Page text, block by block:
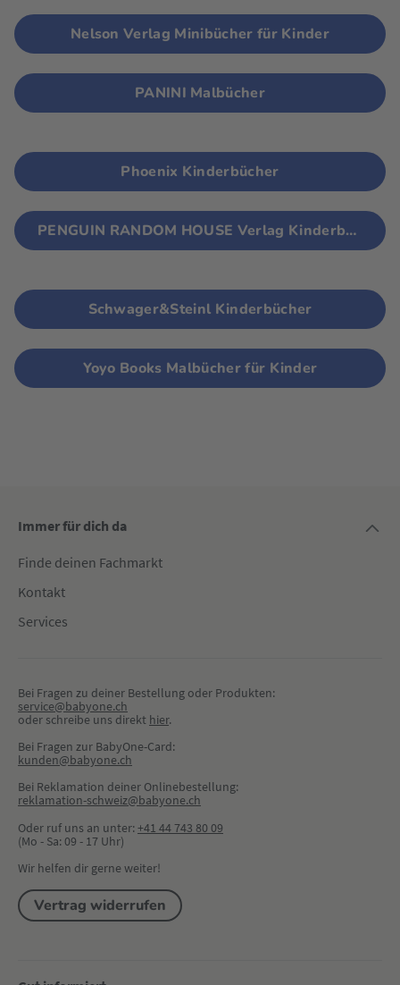
Nelson Verlag Minibücher für Kinder
PANINI Malbücher
Phoenix Kinderbücher
PENGUIN RANDOM HOUSE Verlag Kinderbücher
Schwager&Steinl Kinderbücher
Yoyo Books Malbücher für Kinder
Immer für dich da
Finde deinen Fachmarkt
Kontakt
Services
Bei Fragen zu deiner Bestellung oder Produkten:
service@babyone.ch
oder schreibe uns direkt hier.
Bei Fragen zur BabyOne-Card:
kunden@babyone.ch
Bei Reklamation deiner Onlinebestellung:
reklamation-schweiz@babyone.ch
Oder ruf uns an unter:+41 44 743 80 09
(Mo - Sa: 09 - 17 Uhr)
Wir helfen dir gerne weiter!
Vertrag widerrufen